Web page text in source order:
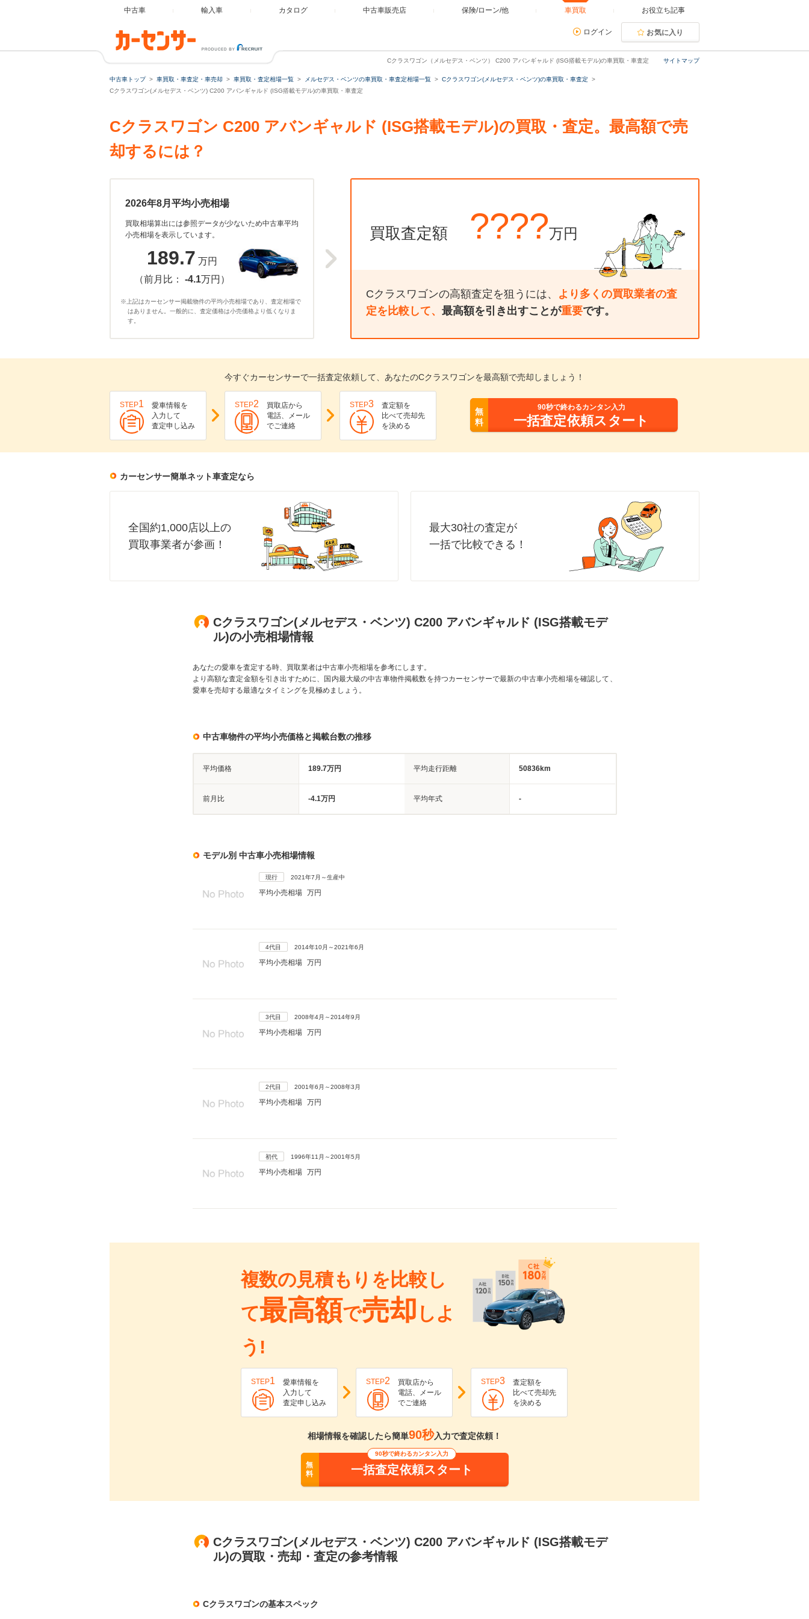
中古車 輸入車 カタログ 中古車販売店 保険/ローン/他 車買取 お役立ち記事
ログイン お気に入り
サイトマップ
Cクラスワゴン（メルセデス・ベンツ） C200 アバンギャルド (ISG搭載モデル)の車買取・車査定
中古車トップ 車買取・車査定・車売却 車買取・査定相場一覧 メルセデス・ベンツの車買取・車査定相場一覧
Cクラスワゴン(メルセデス・ベンツ)の車買取・車査定
Cクラスワゴン(メルセデス・ベンツ) C200 アバンギャルド (ISG搭載モデル)の車買取・車査定
Cクラスワゴン C200 アバンギャルド (ISG搭載モデル)の買取・査定。最高額で売
却するには？
2026年8月平均小売相場
買取相場算出には参照データが少ないため中古車平均
小売相場を表示しています。
189.7 万円
（前月比： -4.1万円）
※上記はカーセンサー掲載物件の平均小売相場であり、査定相場で
はありません。一般的に、査定価格は小売価格より低くなりま
す。
買取査定額 ????万円
Cクラスワゴンの高額査定を狙うには、 より多くの買取業者の査
定を比較して、 最高額を引き出すことが重要です。
今すぐカーセンサーで一括査定依頼して、あなたのCクラスワゴンを最高額で売却しましょう！
STEP1
愛車情報を
入力して
査定申し込み
STEP2
買取店から
電話、メール
でご連絡
STEP3
査定額を
比べて売却先
を決める
無
料
90秒で終わるカンタン入力
一括査定依頼スタート
カーセンサー簡単ネット車査定なら
全国約1,000店以上の
買取事業者が参画！
最大30社の査定が
一括で比較できる！
Cクラスワゴン(メルセデス・ベンツ) C200 アバンギャルド (ISG搭載モデ
ル)の小売相場情報
あなたの愛車を査定する時、買取業者は中古車小売相場を参考にします。
より高額な査定金額を引き出すために、国内最大級の中古車物件掲載数を持つカーセンサーで最新の中古車小売相場を確認して、
愛車を売却する最適なタイミングを見極めましょう。
中古車物件の平均小売価格と掲載台数の推移
平均価格 189.7万円 平均走行距離 50836km
前月比 -4.1万円 平均年式 -
モデル別 中古車小売相場情報
現行 2021年7月～生産中
平均小売相場 万円
4代目 2014年10月～2021年6月
平均小売相場 万円
3代目 2008年4月～2014年9月
平均小売相場 万円
2代目 2001年6月～2008年3月
平均小売相場 万円
初代 1996年11月～2001年5月
平均小売相場 万円
複数の見積もりを比較し
て最高額で売却 しよ
う!
STEP1
愛車情報を
入力して
査定申し込み
STEP2
買取店から
電話、メール
でご連絡
STEP3
査定額を
比べて売却先
を決める
相場情報を確認したら簡単90秒入力で査定依頼！
無
料
90秒で終わるカンタン入力
一括査定依頼スタート
Cクラスワゴン(メルセデス・ベンツ) C200 アバンギャルド (ISG搭載モデ
ル)の買取・売却・査定の参考情報
Cクラスワゴンの基本スペック